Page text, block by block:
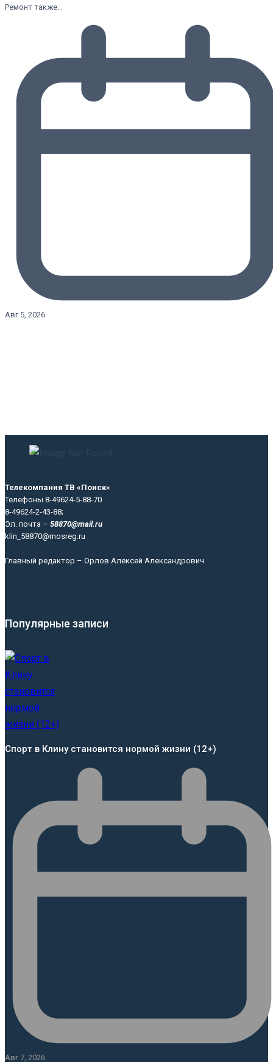
Ремонт также…
Авг 5, 2026
Телекомпания ТВ «Поиск»
Телефоны 8-49624-5-88-70
8-49624-2-43-88;
Эл. почта – 58870@mail.ru
klin_58870@mosreg.ru
Главный редактор – Орлов Алексей Александрович
Популярные записи
Спорт в Клину становится нормой жизни (12+)
Авг 7, 2026